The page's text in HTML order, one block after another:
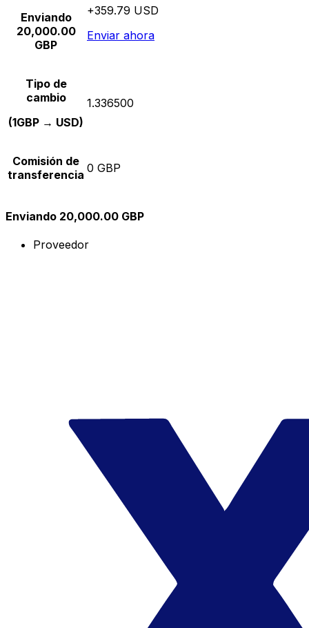
Enviando
20,000.00
GBP
+359.79 USD
Enviar ahora
Tipo de
cambio
(1GBP → USD)
1.336500
Comisión de
transferencia 0 GBP
Enviando 20,000.00 GBP
Proveedor